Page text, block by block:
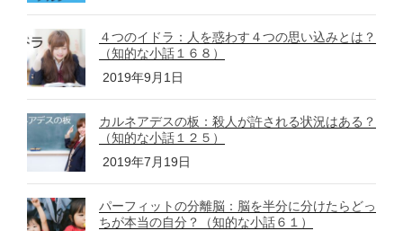
４つのイドラ：人を惑わす４つの思い込みとは？
（知的な小話１６８）
2019年9月1日
カルネアデスの板：殺人が許される状況はある？
（知的な小話１２５）
2019年7月19日
パーフィットの分離脳：脳を半分に分けたらどっ
ちが本当の自分？（知的な小話６１）